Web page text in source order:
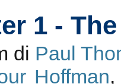
1 -
di Paul
Hoffman,